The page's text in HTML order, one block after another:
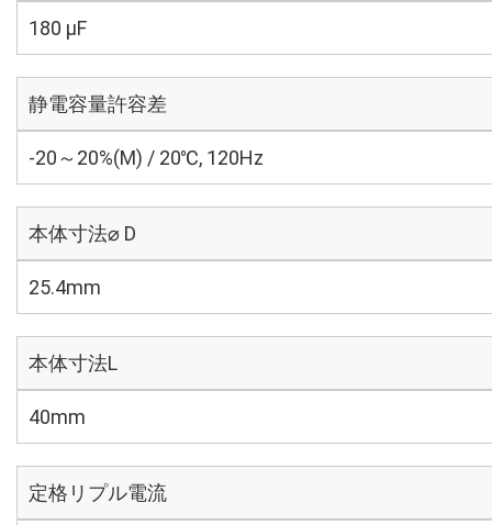
180 µF
静電容量許容差
-20～20%(M) / 20℃, 120Hz
本体寸法⌀ D
25.4mm
本体寸法L
40mm
定格リプル電流